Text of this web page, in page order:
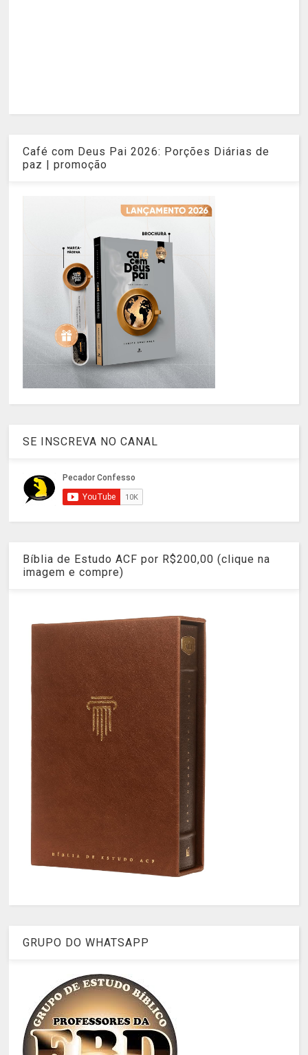
Café com Deus Pai 2026: Porções Diárias de
paz | promoção
SE INSCREVA NO CANAL
Bíblia de Estudo ACF por R$200,00 (clique na
imagem e compre)
GRUPO DO WHATSAPP